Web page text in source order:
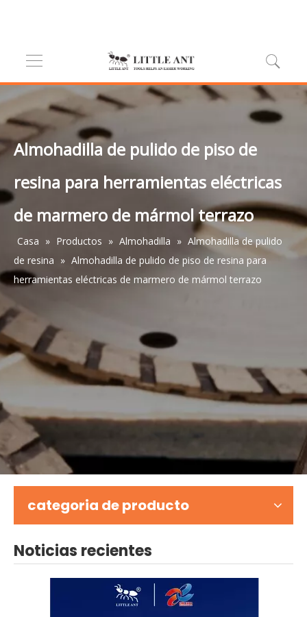
Almohadilla de pulido de piso de
resina para herramientas eléctricas
de marmero de mármol terrazo
Casa » Productos » Almohadilla » Almohadilla de pulido
de resina » Almohadilla de pulido de piso de resina para
herramientas eléctricas de marmero de mármol terrazo
categoria de producto
Noticias recientes